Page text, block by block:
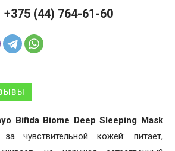
+375 (44) 764-61-60
Bifida Biome Deep Sleeping Mask
чувствительной кожей: питает,